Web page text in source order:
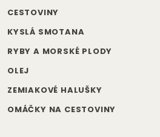
CESTOVINY
KYSLÁ SMOTANA
RYBY A MORSKÉ PLODY
OLEJ
ZEMIAKOVÉ HALUŠKY
OMÁČKY NA CESTOVINY